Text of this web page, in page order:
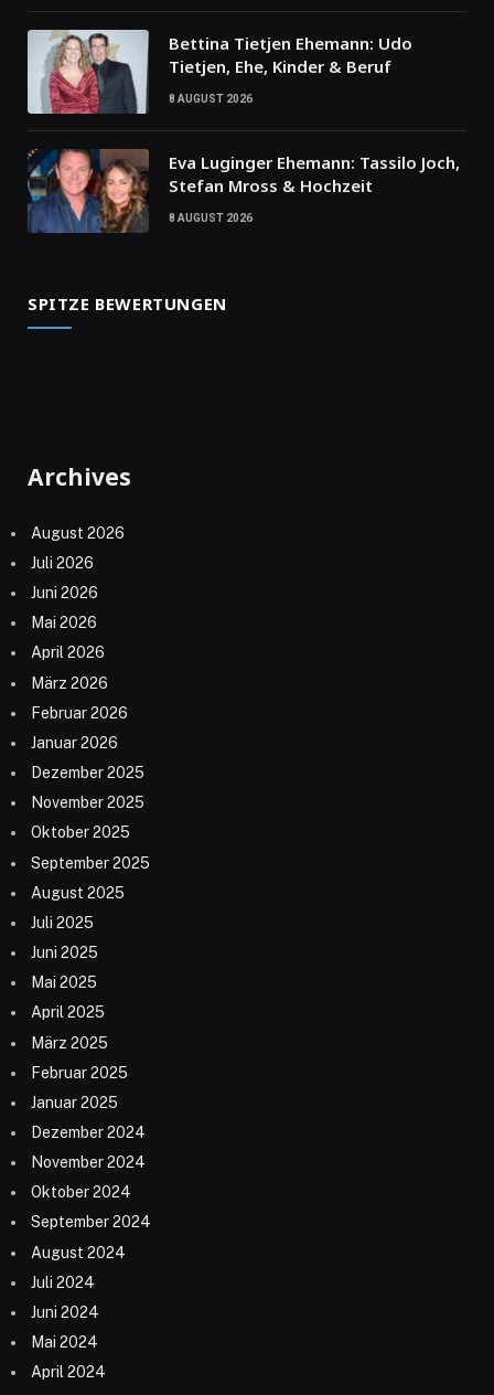
Bettina Tietjen Ehemann: Udo
Tietjen, Ehe, Kinder & Beruf
8 AUGUST 2026
Eva Luginger Ehemann: Tassilo Joch,
Stefan Mross & Hochzeit
8 AUGUST 2026
SPITZE BEWERTUNGEN
Archives
August 2026
Juli 2026
Juni 2026
Mai 2026
April 2026
März 2026
Februar 2026
Januar 2026
Dezember 2025
November 2025
Oktober 2025
September 2025
August 2025
Juli 2025
Juni 2025
Mai 2025
April 2025
März 2025
Februar 2025
Januar 2025
Dezember 2024
November 2024
Oktober 2024
September 2024
August 2024
Juli 2024
Juni 2024
Mai 2024
April 2024